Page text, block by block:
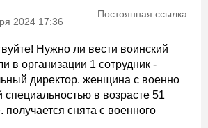
2024 17:36
Постоянная ссылка
Нужно ли вести воинский
в организации 1 сотрудник -
директор. женщина с военно
специальностью в возрасте 51
получается снята с военного